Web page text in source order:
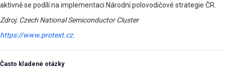
aktivně se podílí na implementaci Národní polovodičové strategie ČR.
Zdroj: Czech National Semiconductor Cluster
https://www.protext.cz.
Často kladené otázky